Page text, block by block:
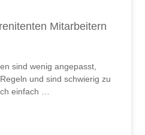
Mitarbeitern
sind wenig angepasst,
und sind schwierig zu
einfach …